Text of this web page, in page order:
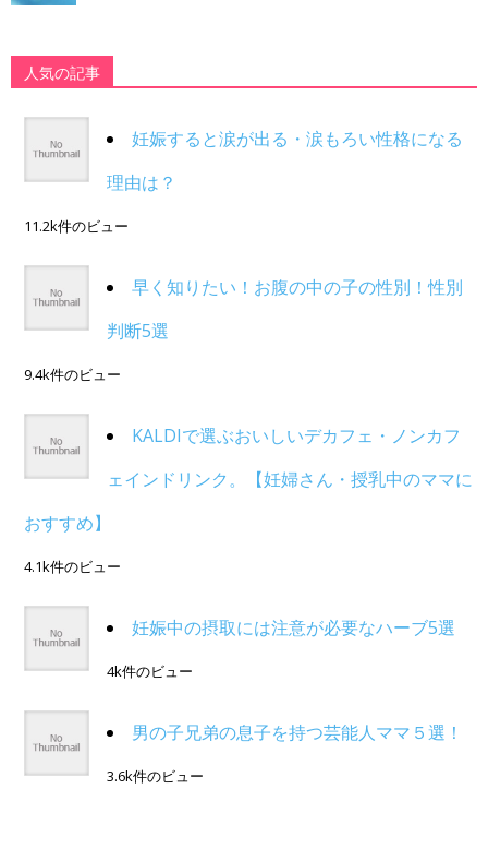
人気の記事
妊娠すると涙が出る・涙もろい性格になる
理由は？
11.2k件のビュー
早く知りたい！お腹の中の子の性別！性別
判断5選
9.4k件のビュー
KALDIで選ぶおいしいデカフェ・ノンカフ
ェインドリンク。【妊婦さん・授乳中のママに
おすすめ】
4.1k件のビュー
妊娠中の摂取には注意が必要なハーブ5選
4k件のビュー
男の子兄弟の息子を持つ芸能人ママ５選！
3.6k件のビュー